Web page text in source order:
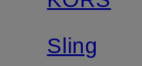
Sling